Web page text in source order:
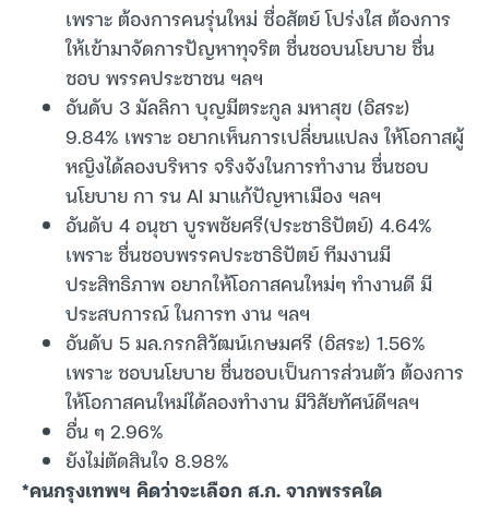
เพราะ ต้องการคนรุ่นใหม่ ซื่อสัตย์ โปร่งใส ต้องการ
ให้เข้ามาจัดการปัญหาทุจริต ชื่นชอบนโยบาย ชื่น
ชอบ พรรคประชาชน ฯลฯ
อันดับ 3 มัลลิกา บุญมีตระกูล มหาสุข (อิสระ)
9.84% เพราะ อยากเห็นการเปลี่ยนแปลง ให้โอกาสผู้
หญิงได้ลองบริหาร จริงจังในการทำงาน ชื่นชอบ
นโยบาย กา รน AI มาแก้ปัญหาเมือง ฯลฯ
อันดับ 4 อนุชา บูรพชัยศรี(ประชาธิปัตย์) 4.64%
เพราะ ชื่นชอบพรรคประชาธิปัตย์ ทีมงานมี
ประสิทธิภาพ อยากให้โอกาสคนใหม่ๆ ทำงานดี มี
ประสบการณ์ ในการท งาน ฯลฯ
อันดับ 5 มล.กรกสิวัฒน์เกษมศรี (อิสระ) 1.56%
เพราะ ชอบนโยบาย ชื่นชอบเป็นการส่วนตัว ต้องการ
ให้โอกาสคนใหม่ได้ลองทำงาน มีวิสัยทัศน์ดีฯลฯ
อื่น ๆ 2.96%
ยังไม่ตัดสินใจ 8.98%
*คนกรุงเทพฯ คิดว่าจะเลือก ส.ก. จากพรรคใด